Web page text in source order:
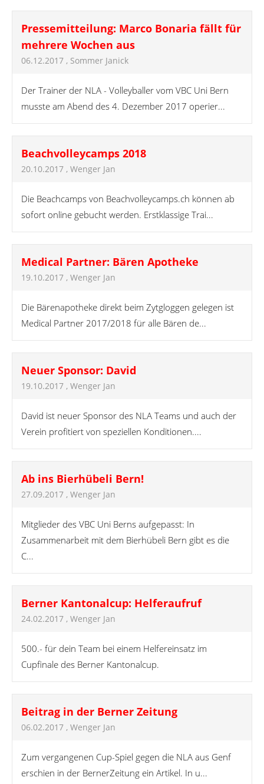
Pressemitteilung: Marco Bonaria fällt für
mehrere Wochen aus
06.12.2017 , Sommer Janick
Der Trainer der NLA - Volleyballer vom VBC Uni Bern
musste am Abend des 4. Dezember 2017 operier...
Beachvolleycamps 2018
20.10.2017 , Wenger Jan
Die Beachcamps von Beachvolleycamps.ch können ab
sofort online gebucht werden. Erstklassige Trai...
Medical Partner: Bären Apotheke
19.10.2017 , Wenger Jan
Die Bärenapotheke direkt beim Zytgloggen gelegen ist
Medical Partner 2017/2018 für alle Bären de...
Neuer Sponsor: David
19.10.2017 , Wenger Jan
David ist neuer Sponsor des NLA Teams und auch der
Verein profitiert von speziellen Konditionen....
Ab ins Bierhübeli Bern!
27.09.2017 , Wenger Jan
Mitglieder des VBC Uni Berns aufgepasst: In
Zusammenarbeit mit dem Bierhübeli Bern gibt es die
C...
Berner Kantonalcup: Helferaufruf
24.02.2017 , Wenger Jan
500.- für dein Team bei einem Helfereinsatz im
Cupfinale des Berner Kantonalcup.
Beitrag in der Berner Zeitung
06.02.2017 , Wenger Jan
Zum vergangenen Cup-Spiel gegen die NLA aus Genf
erschien in der BernerZeitung ein Artikel. In u...